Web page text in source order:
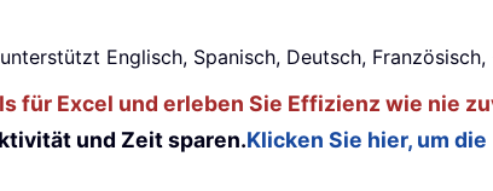
Englisch, Spanisch, Deutsch,
für Excel und erleben Sie Effizienz wie nie
und Zeit sparen.Klicken Sie hier, um